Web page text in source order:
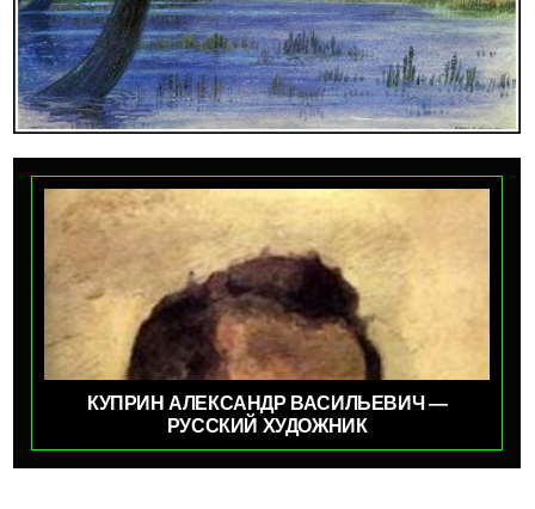
КУПРИН АЛЕКСАНДР ВАСИЛЬЕВИЧ —
РУССКИЙ ХУДОЖНИК